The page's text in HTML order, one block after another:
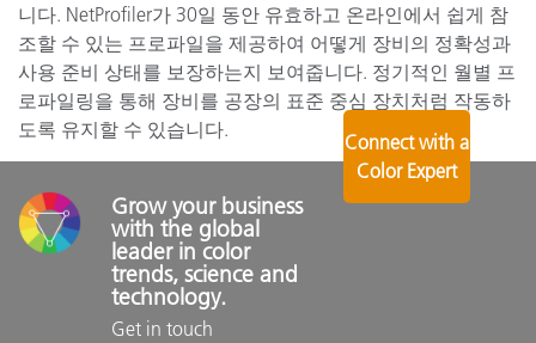
니다. NetProfiler가 30일 동안 유효하고 온라인에서 쉽게 참
조할 수 있는 프로파일을 제공하여 어떻게 장비의 정확성과
사용 준비 상태를 보장하는지 보여줍니다. 정기적인 월별 프
로파일링을 통해 장비를 공장의 표준 중심 장치처럼 작동하
도록 유지할 수 있습니다.
Grow your business
with the global
leader in color
trends, science and
technology.
Get in touch
Connect with a
Color Expert